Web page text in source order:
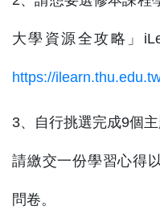
大學資源全攻略」
https://
3、自行挑選完成9個
請繳交一份學習心得
問卷。